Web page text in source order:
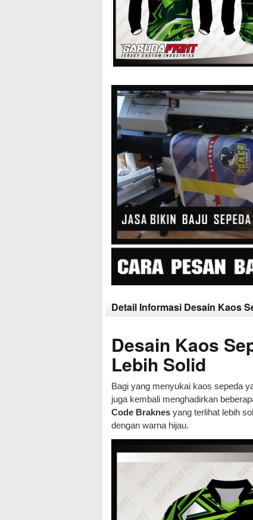
Detail Informasi Desain Kaos
Desain Kaos
Lebih Solid
Bagi yang menyukai kaos sepeda
juga kembali menghadirkan
Code Braknes yang terlihat lebih
dengan warna hijau.